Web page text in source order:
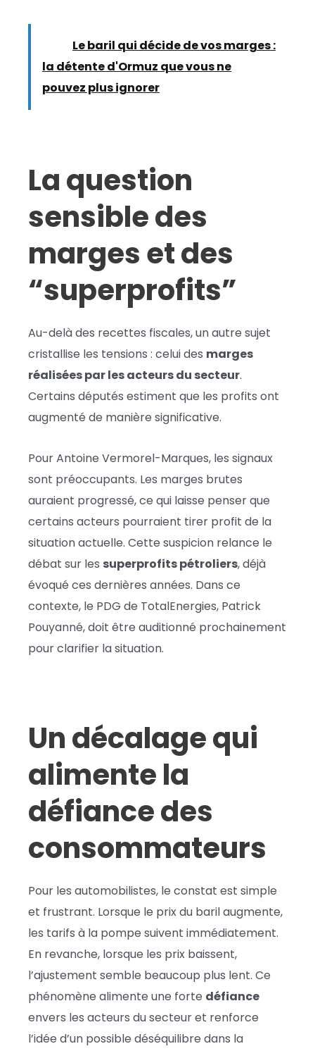
Le baril qui décide de vos marges :
la détente d'Ormuz que vous ne
pouvez plus ignorer
La question
sensible des
marges et des
“superprofits”
Au-delà des recettes fiscales, un autre sujet
cristallise les tensions : celui des marges
réalisées par les acteurs du secteur.
Certains députés estiment que les profits ont
augmenté de manière significative.
PourAntoine Vermorel-Marques, les signaux
sont préoccupants. Les marges brutes
auraient progressé, ce qui laisse penser que
certains acteurs pourraient tirer profit de la
situation actuelle. Cette suspicion relance le
débat sur les superprofits pétroliers, déjà
évoqué ces dernières années. Dans ce
contexte, le PDG de TotalEnergies, Patrick
Pouyanné, doit être auditionné prochainement
pour clarifier la situation.
Un décalage qui
alimente la
défiance des
consommateurs
Pour les automobilistes, le constat est simple
et frustrant. Lorsque le prix du baril augmente,
les tarifs à la pompe suivent immédiatement.
En revanche, lorsque les prix baissent,
l’ajustement semble beaucoup plus lent. Ce
phénomène alimente une forte défiance
envers les acteurs du secteur et renforce
l’idée d’un possible déséquilibre dans la